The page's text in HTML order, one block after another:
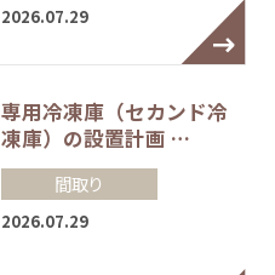
2026.07.29
専用冷凍庫（セカンド冷
凍庫）の設置計画 …
間取り
2026.07.29